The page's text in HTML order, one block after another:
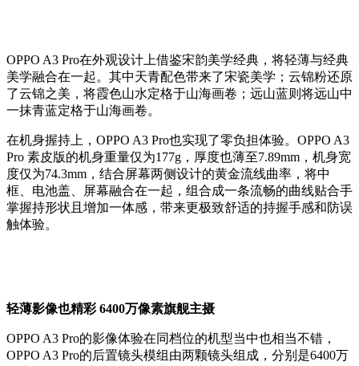
OPPO A3 Pro在外观设计上借鉴宋韵美学经典，将轻薄与经典
美学融合在一起。其中天青配色带来了宋瓷美学； 云锦粉还原
了云锦之美，将霞色山水定格于山海画卷； 远山蓝则将远山中
一抹青蓝定格于山海画卷。
在机身握持上，OPPO A3 Pro也实现了零负担体验。OPPO A3
Pro 素皮版的机身重量仅为177g，厚度也薄至7.89mm，机身宽
度仅为74.3mm，结合屏幕两侧设计的黄金流线曲率，将中
框、电池盖、屏幕融合在一起，组合成一条流畅的曲线贴合手
掌握持形状且增加一体感，带来更极致舒适的持握手感和防误
触体验。
轻薄影像也精彩 6400万像素旗舰主摄
OPPO A3 Pro的影像体验在同档位的机型当中也相当不错，
OPPO A3 Pro的后置镜头模组由两颗镜头组成，分别是6400万